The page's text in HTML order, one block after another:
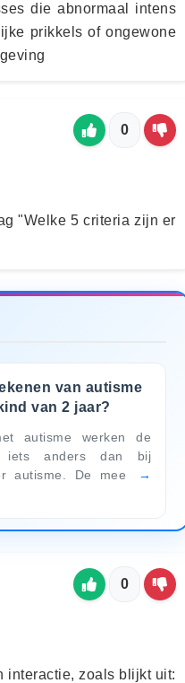
die abnormaal intens
prikkels of ongewone
0
"Welke 5 criteria zijn er
van autisme
van 2 jaar?
autisme werken de
iets anders dan bij
autisme. De mee
0
interactie, zoals blijkt uit: